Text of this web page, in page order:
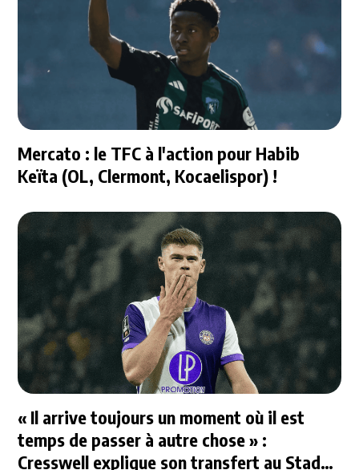
Mercato : le TFC à l'action pour Habib
Keïta (OL, Clermont, Kocaelispor) !
« Il arrive toujours un moment où il est
temps de passer à autre chose » :
Cresswell explique son transfert au Stade